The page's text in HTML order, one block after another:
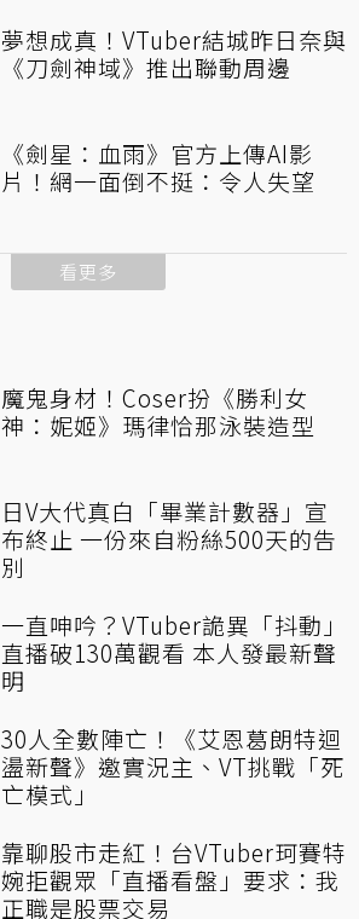
夢想成真！VTuber結城昨日奈與
《刀劍神域》推出聯動周邊
《劍星：血雨》官方上傳AI影
片！網一面倒不挺：令人失望
看更多
魔鬼身材！Coser扮《勝利女
神：妮姬》瑪律恰那泳裝造型
日V大代真白「畢業計數器」宣
布終止 一份來自粉絲500天的告
別
一直呻吟？VTuber詭異「抖動」
直播破130萬觀看 本人發最新聲
明
30人全數陣亡！《艾恩葛朗特迴
盪新聲》邀實況主、VT挑戰「死
亡模式」
靠聊股市走紅！台VTuber珂賽特
婉拒觀眾「直播看盤」要求：我
正職是股票交易